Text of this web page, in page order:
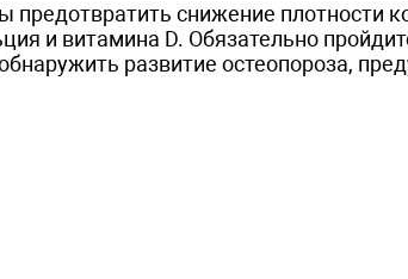
предотвратить снижение плотности
и витамина D. Обязательно
развитие остеопороза,